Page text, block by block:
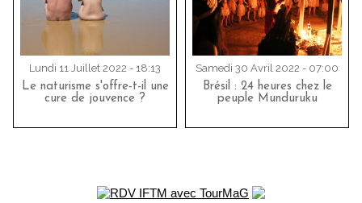
Lundi 11 Juillet 2022 - 18:13
Le naturisme s'offre-t-il une
cure de jouvence ?
Samedi 30 Avril 2022 - 07:00
Brésil : 24 heures chez le
peuple Munduruku